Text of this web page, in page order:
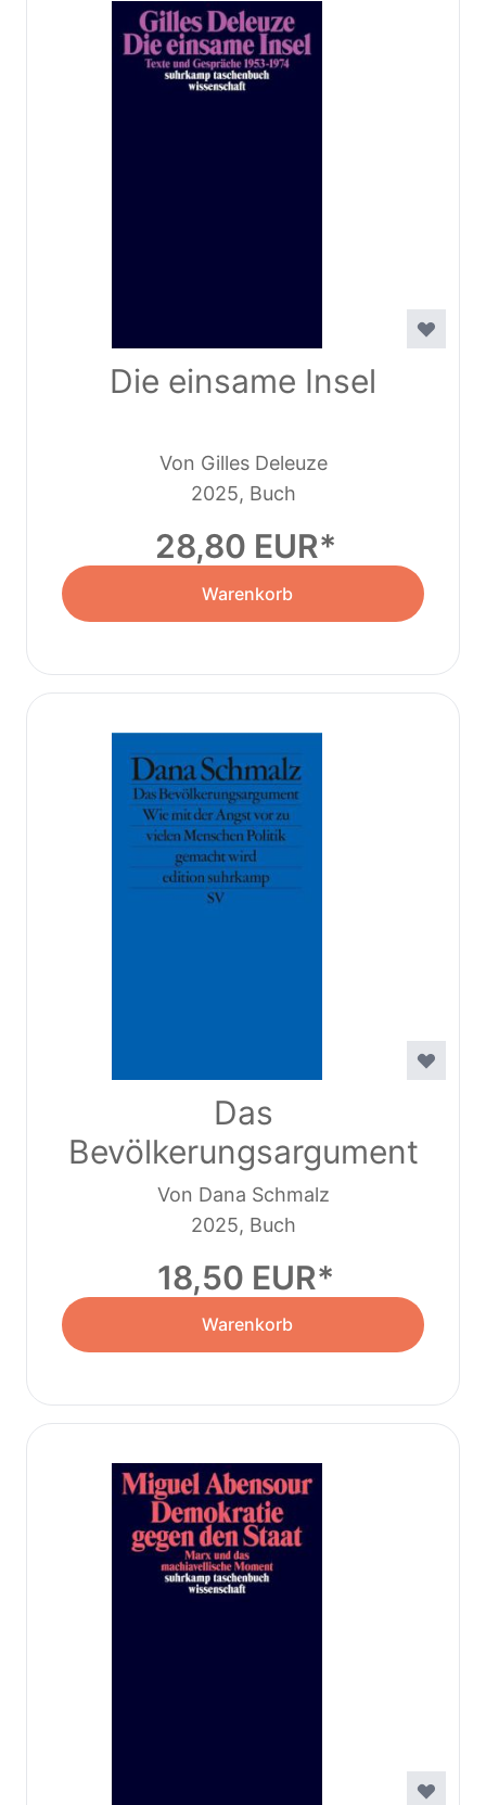
Die einsame Insel
Von Gilles Deleuze
2025, Buch
28,80 EUR
Warenkorb
Das
Bevölkerungsargument
Von Dana Schmalz
2025, Buch
18,50 EUR
Warenkorb